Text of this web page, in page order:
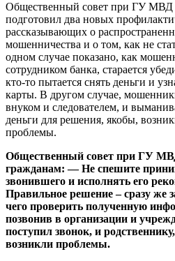
Общественный совет при ГУ МВД
подготовил два новых
рассказывающих о
мошенничества и о том, как не
одном случае показано, как
сотрудником банка, старается
кто-то пытается снять деньги и
карты. В другом случае,
внуком и следователем, и
деньги для решения, якобы,
проблемы.
Общественный совет при ГУ
гражданам: — Не спешите
звонившего и исполнять его
Правильное решение – сразу же
чего проверить полученную
позвонив в организации и
поступил звонок, и
возникли проблемы.